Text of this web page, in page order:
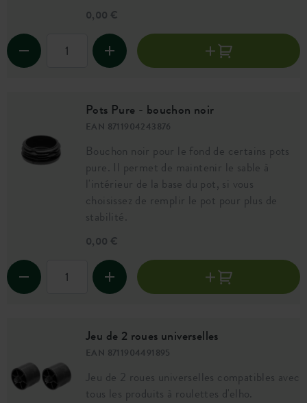
0,00 €
Pots Pure - bouchon noir
EAN 8711904243876
Bouchon noir pour le fond de certains pots
pure. Il permet de maintenir le sable à
l'intérieur de la base du pot, si vous
choisissez de remplir le pot pour plus de
stabilité.
0,00 €
Jeu de 2 roues universelles
EAN 8711904491895
Jeu de 2 roues universelles compatibles avec
tous les produits à roulettes d'elho.